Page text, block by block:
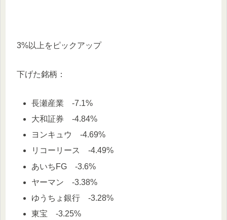
3%以上をピックアップ
下げた銘柄：
長瀬産業 -7.1%
大和証券 -4.84%
ヨンキュウ -4.69%
リコーリース -4.49%
あいちFG -3.6%
ヤーマン -3.38%
ゆうちょ銀行 -3.28%
東宝 -3.25%